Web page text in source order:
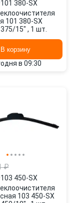
101 380-SX
101 380-SX
15" , 1 шт.
В корзину
в 09:30
₽
103 450-SX
103 450-SX